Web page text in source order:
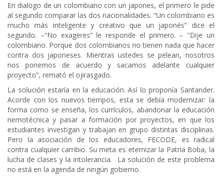
En dialogo de un colombiano con un japones, el primero le pide
al segundo comparar las dos nacionalidades. “Un colombiano es
mucho más inteligente y creativo que un japonés” dice el
segundo. –“No exageres” le responde el primero. – “Dije un
colombiano. Porque dos colombianos no tienen nada que hacer
contra dos japoneses. Mientras ustedes se pelean, nosotros
nos ponemos de acuerdo y sacamos adelante cualquier
proyecto”, remató el ojirasgado.
La solución estaría en la educación. Así lo proponía Santander.
Acorde con los nuevos tiempos, esta se debía modernizar: la
forma como se enseña, los currículos, abandonar la educación
nemotécnica y pasar a formación por proyectos, en que los
estudiantes investigan y trabajan en grupo distintas disciplinas.
Pero la asociación de los educadores, FECODE, es radical
contra cualquier cambio. Su meta es eternizar la Patria Boba, la
lucha de clases y la intolerancia. La solución de este problema
no está en la agenda de ningún gobierno.